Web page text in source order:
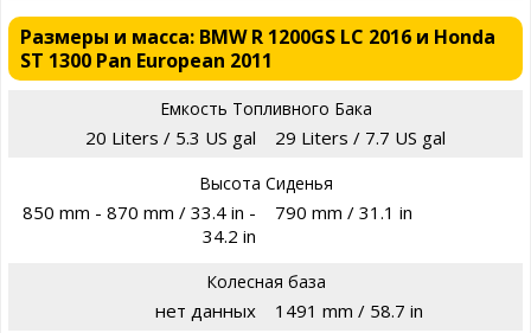
Размеры и масса: BMW R 1200GS LC 2016 и Honda
ST 1300 Pan European 2011
Емкость Топливного Бака
20 Liters / 5.3 US gal 29 Liters / 7.7 US gal
Высота Сиденья
850 mm - 870 mm / 33.4 in -
34.2 in
790 mm / 31.1 in
Колесная база
нет данных 1491 mm / 58.7 in